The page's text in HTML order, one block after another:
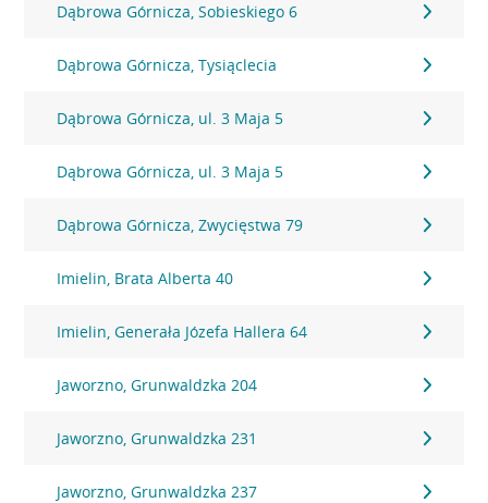
Dąbrowa Górnicza, Sobieskiego 6
Dąbrowa Górnicza, Tysiąclecia
Dąbrowa Górnicza, ul. 3 Maja 5
Dąbrowa Górnicza, ul. 3 Maja 5
Dąbrowa Górnicza, Zwycięstwa 79
Imielin, Brata Alberta 40
Imielin, Generała Józefa Hallera 64
Jaworzno, Grunwaldzka 204
Jaworzno, Grunwaldzka 231
Jaworzno, Grunwaldzka 237